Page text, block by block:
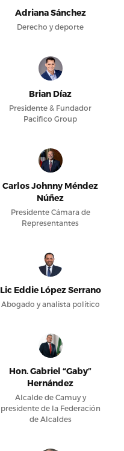
Adriana Sánchez
Derecho y deporte
Brian Díaz
Presidente & Fundador
Pacifico Group
Carlos Johnny Méndez
Núñez
Presidente Cámara de
Representantes
Lic Eddie López Serrano
Abogado y analista político
Hon. Gabriel “Gaby”
Hernández
Alcalde de Camuy y
presidente de la Federación
de Alcaldes